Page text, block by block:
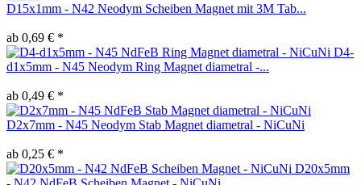
D15x1mm - N42 Neodym Scheiben Magnet mit 3M Tab...
ab 0,69 € *
D4-
d1x5mm - N45 Neodym Ring Magnet diametral -...
ab 0,49 € *
D2x7mm - N45 Neodym Stab Magnet diametral - NiCuNi
ab 0,25 € *
D20x5mm